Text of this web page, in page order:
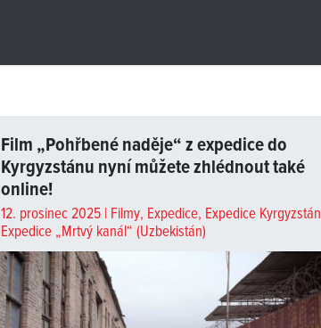
Film „Pohřbené naděje“ z expedice do
Kyrgyzstánu nyní můžete zhlédnout také
online!
12. prosinec 2025 | Filmy, Expedice, Expedice Kyrgyzstán
Expedice „Mrtvý kanál“ (Uzbekistán)